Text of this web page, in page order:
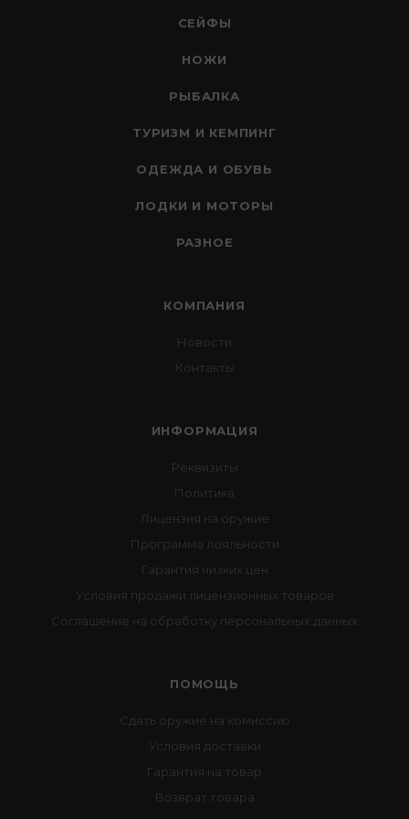
СЕЙФЫ
НОЖИ
РЫБАЛКА
ТУРИЗМ И КЕМПИНГ
ОДЕЖДА И ОБУВЬ
ЛОДКИ И МОТОРЫ
РАЗНОЕ
КОМПАНИЯ
Новости
Контакты
ИНФОРМАЦИЯ
Реквизиты
Политика
Лицензия на оружие
Программа лояльности
Гарантия низких цен
Условия продажи лицензионных товаров
Соглашение на обработку персональных данных
ПОМОЩЬ
Сдать оружие на комиссию
Условия доставки
Гарантия на товар
Возврат товара